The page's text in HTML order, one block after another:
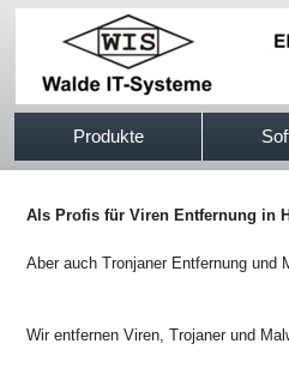
Produkte
Als Profis für Viren Entfernung in
Aber auch Tronjaner Entfernung und
Wir entfernen Viren, Trojaner und